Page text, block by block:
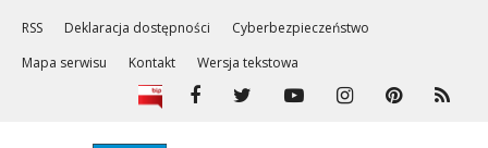
RSS Deklaracja dostępności
Cyberbezpieczeństwo
Mapa serwisu
Kontakt Wersja tekstowa